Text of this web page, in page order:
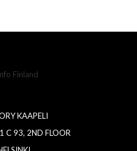
KAAPELI
C 93, 2ND FLOOR